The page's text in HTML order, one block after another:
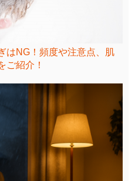
はNG！頻度や注意点、肌
ご紹介！